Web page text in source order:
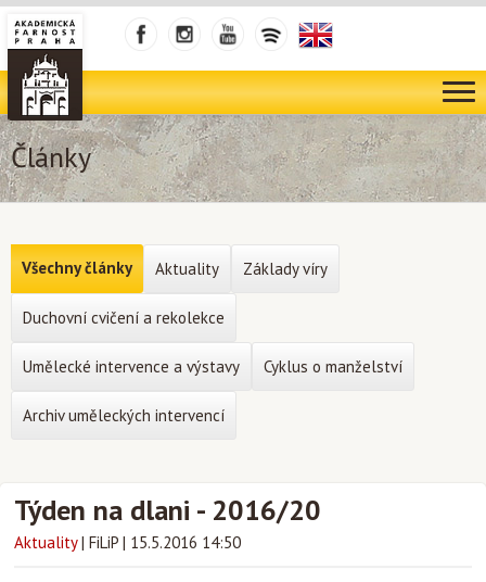
Články
Týden na dlani - 2016/20
Aktuality | FiLiP | 15.5.2016 14:50
Všechny články Aktuality Základy víry
Duchovní cvičení a rekolekce
Umělecké intervence a výstavy Cyklus o manželství
Archiv uměleckých intervencí